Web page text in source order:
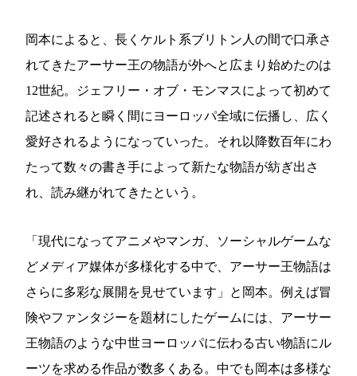
岡本によると、長くケルト系ブリトン人の間で口承さ
れてきたアーサー王の物語が外へと広まり始めたのは
12世紀。ジェフリー・オブ・モンマスによって初めて
記述されると瞬く間にヨーロッパ全域に伝播し、広く
愛好されるようになっていった。それ以降数百年にわ
たって数々の書き手によって新たな物語が紡ぎ出さ
れ、読み継がれてきたという。
「現代になってアニメやマンガ、ソーシャルゲームな
どメディア媒体が多様化する中で、アーサー王物語は
さらに多彩な展開を見せています」と岡本。例えば冒
険やファンタジーを題材にしたゲームには、アーサー
王物語のような中世ヨーロッパに伝わる古い物語にル
ーツを求める作品が数多くある。中でも岡本は多様な